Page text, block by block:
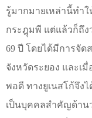
รู้มากมายเหล่านี้ทำ
กระฎุมพี แต่แล้วก็ถึง
69 ปี โดยได้มีการจั
จังหวัดระยอง และเ
พอดี ทางยูเนสโก้จึง
เป็นบุคคลสำคัญด้าน